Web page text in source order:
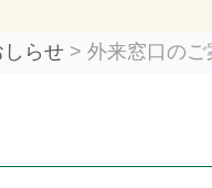
しらせ 外来窓口のご